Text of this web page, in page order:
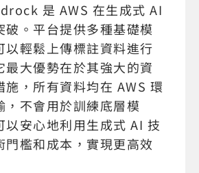
是 AWS 在生成式 AI
破。平台提供多種基礎模
以輕鬆上傳標註資料進行
最大優勢在於其強大的資
施，所有資料均在 AWS 環
，不會用於訓練底層模
以安心地利用生成式 AI 技
門檻和成本，實現更高效